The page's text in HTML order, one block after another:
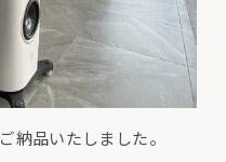
納品いたしました。